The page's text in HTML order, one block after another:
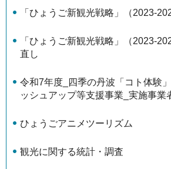
「ひょうご新観光戦略」（2023-
「ひょうご新観光戦略」（2023-
直し
令和7年度_四季の丹波「コト体験
ッシュアップ等支援事業_実施事業
ひょうごアニメツーリズム
観光に関する統計・調査